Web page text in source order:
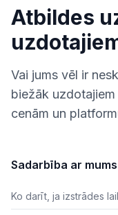
Atbildes
Vai jums vēl ir
biežāk
cenām un
Sadarbība ar mums
Ko darīt, ja izstrādes